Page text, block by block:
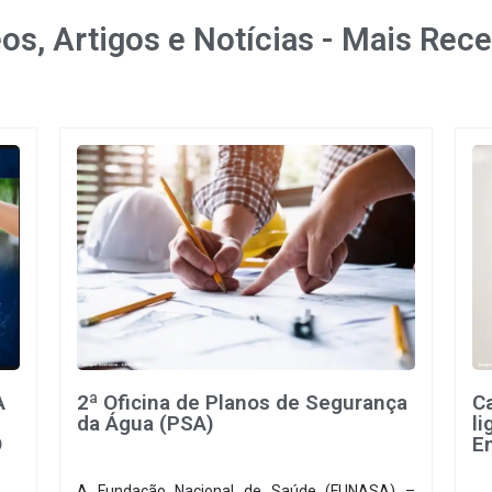
Artigos e Notícias - Mais
2ª Oficina de Planos de Segurança
da Água (PSA)